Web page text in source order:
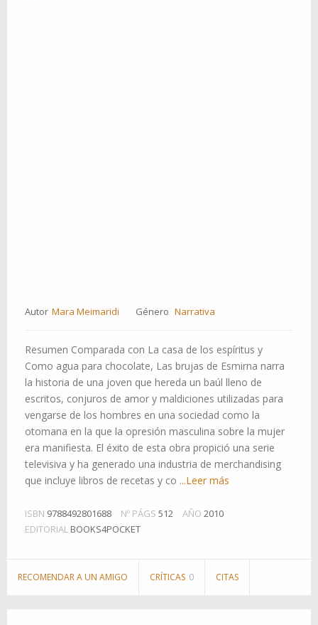
Autor Mara Meimaridi Género Narrativa
Resumen Comparada con La casa de los espíritus y
Como agua para chocolate, Las brujas de Esmirna narra
la historia de una joven que hereda un baúl lleno de
escritos, conjuros de amor y maldiciones utilizadas para
vengarse de los hombres en una sociedad como la
otomana en la que la opresión masculina sobre la mujer
era manifiesta. El éxito de esta obra propició una serie
televisiva y ha generado una industria de merchandising
que incluye libros de recetas y co ...Leer más
ISBN 9788492801688 Nº PÁGS 512 AÑO 2010
EDITORIAL BOOKS4POCKET
RECOMENDAR A UN AMIGO CRÍTICAS 0 CITAS